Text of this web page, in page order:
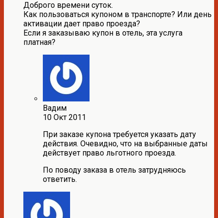
Доброго времени суток.
Как пользоваться купоном в транспорте? Или день
активации дает право проезда?
Если я заказываю купон в отель, эта услуга
платная?
Вадим
10 Окт 2011
При заказе купона требуется указать дату
действия. Очевидно, что на выбранные даты
действует право льготного проезда.
По поводу заказа в отель затрудняюсь
ответить.